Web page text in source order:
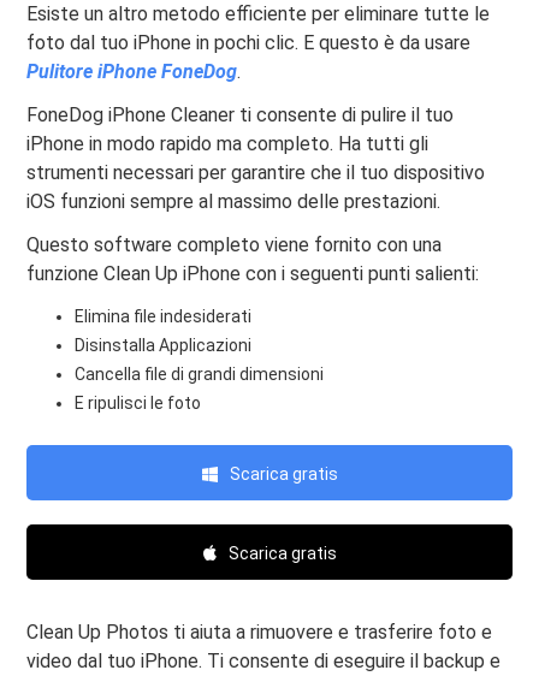
Esiste un altro metodo efficiente per eliminare tutte le
foto dal tuo iPhone in pochi clic. E questo è da usare
Pulitore iPhone FoneDog.
FoneDog iPhone Cleaner ti consente di pulire il tuo
iPhone in modo rapido ma completo. Ha tutti gli
strumenti necessari per garantire che il tuo dispositivo
iOS funzioni sempre al massimo delle prestazioni.
Questo software completo viene fornito con una
funzione Clean Up iPhone con i seguenti punti salienti:
Elimina file indesiderati
Disinstalla Applicazioni
Cancella file di grandi dimensioni
E ripulisci le foto
Scarica gratis
Scarica gratis
Clean Up Photos ti aiuta a rimuovere e trasferire foto e
video dal tuo iPhone. Ti consente di eseguire il backup e